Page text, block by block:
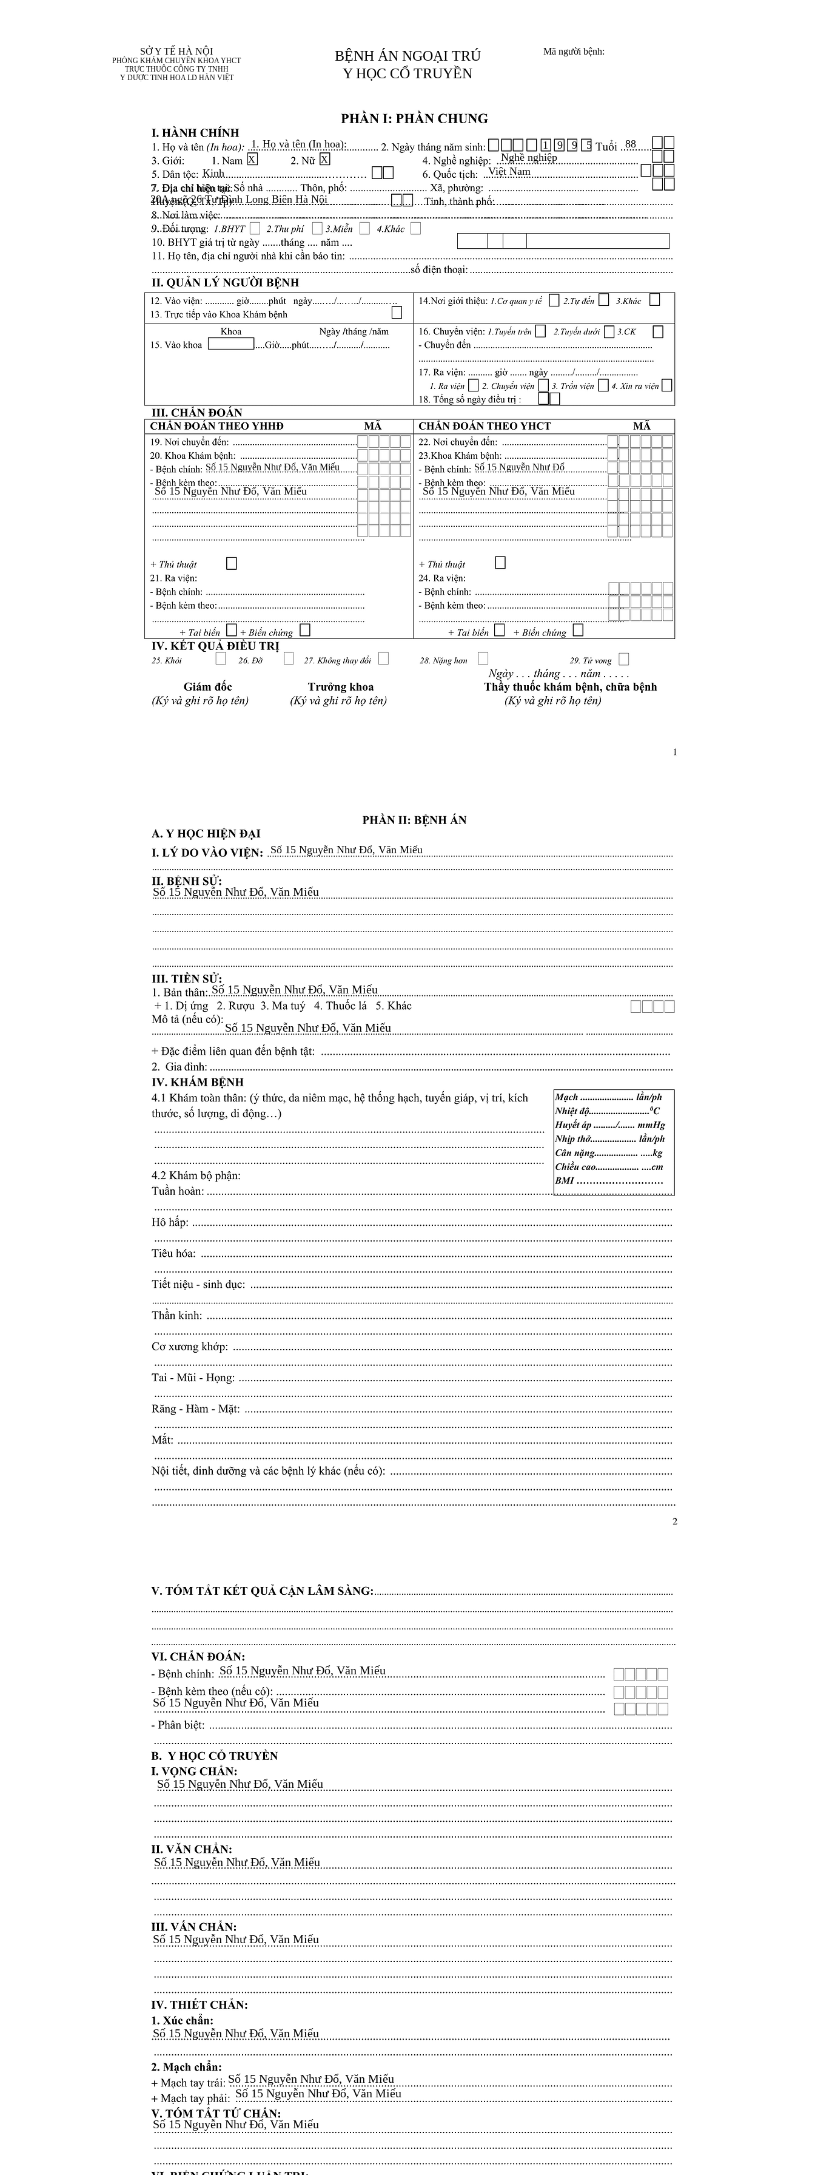
SỞ Y TẾ HÀ NỘI
PHÒNG KHÁM CHUYÊN KHOA YHCT
TRỰC THUỘC CÔNG TY TNHH
Y DƯỢC TINH HOA LD HÀN VIỆT
BỆNH ÁN NGOẠI TRÚ
Y HỌC CỔ TRUYỀN
Mã người bệnh:
1. Họ và tên (In hoa): 1 9 9 5 88
X X
Nghề nghiệp
Việt Nam
Kinh
7. Địa chỉ hiện tại:
......................................................................................................................................................
....................................................................................................................................................................
..................
20A ngõ 26 Tư Đình Long Biên Hà Nội
Số 15 Nguyễn Như Đổ, Văn Miếu
Số 15 Nguyễn Như Đổ, Văn Miếu
Số 15 Nguyễn Như Đổ
Số 15 Nguyễn Như Đổ, Văn Miếu
Số 15 Nguyễn Như Đổ, Văn Miếu
Số 15 Nguyễn Như Đổ, Văn Miếu​​​​
Số 15 Nguyễn Như Đổ, Văn Miếu​​​​
Số 15 Nguyễn Như Đổ, Văn Miếu​​​​
Số 15 Nguyễn Như Đổ, Văn Miếu​​​​
Số 15 Nguyễn Như Đổ, Văn Miếu​​​​
Số 15 Nguyễn Như Đổ, Văn Miếu​​​​
Số 15 Nguyễn Như Đổ, Văn Miếu​​​​
Số 15 Nguyễn Như Đổ, Văn Miếu​​​​
Số 15 Nguyễn Như Đổ, Văn Miếu​​​​
Số 15 Nguyễn Như Đổ, Văn Miếu​​​​
Số 15 Nguyễn Như Đổ, Văn Miếu​​​​
Số 15 Nguyễn Như Đổ, Văn Miếu​​​​